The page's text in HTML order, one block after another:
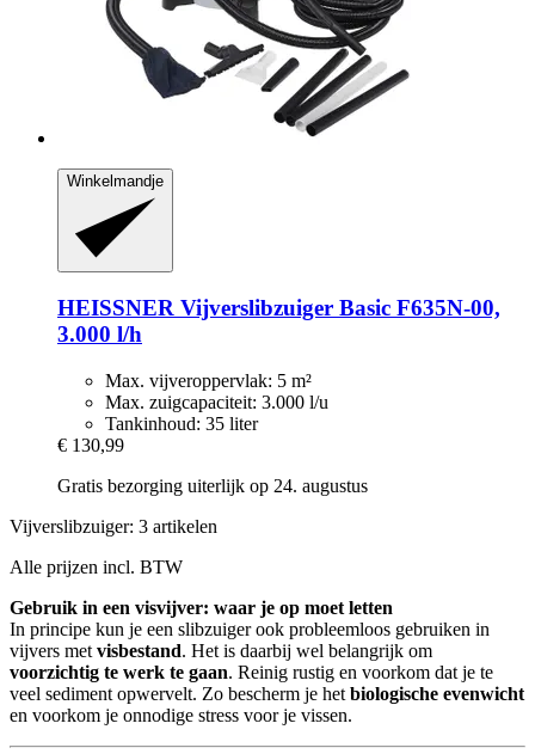
Winkelmandje
HEISSNER Vijverslibzuiger Basic F635N-​00,
3.000 l/h
Max. vijveroppervlak: 5 m²
Max. zuigcapaciteit: 3.000 l/u
Tankinhoud: 35 liter
€ 130,99
Gratis bezorging uiterlijk op 24. augustus
Vijverslibzuiger: 3 artikelen
Alle prijzen incl. BTW
Gebruik in een visvijver: waar je op moet letten
In principe kun je een slibzuiger ook probleemloos gebruiken in
vijvers met visbestand. Het is daarbij wel belangrijk om
voorzichtig te werk te gaan. Reinig rustig en voorkom dat je te
veel sediment opwervelt. Zo bescherm je het biologische evenwicht
en voorkom je onnodige stress voor je vissen.